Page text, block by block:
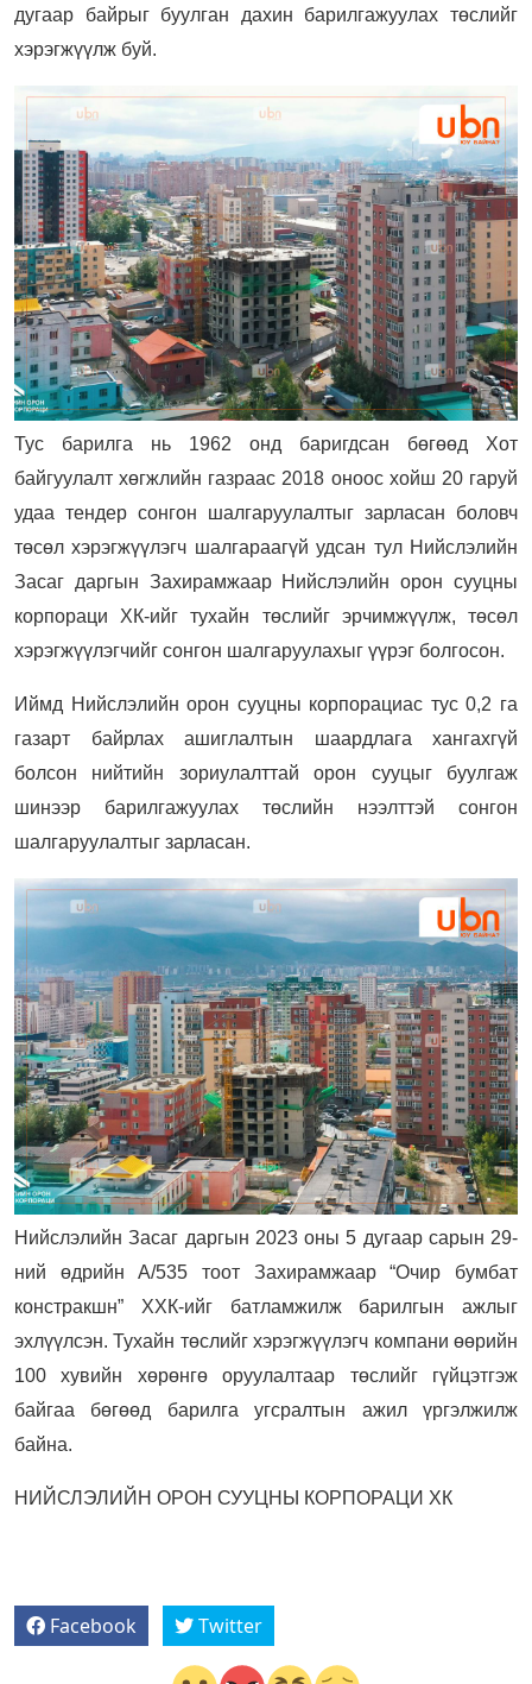
дугаар байрыг буулган дахин барилгажуулах төслийг
хэрэгжүүлж буй.
Тус барилга нь 1962 онд баригдсан бөгөөд Хот
байгуулалт хөгжлийн газраас 2018 оноос хойш 20 гаруй
удаа тендер сонгон шалгаруулалтыг зарласан боловч
төсөл хэрэгжүүлэгч шалгараагүй удсан тул Нийслэлийн
Засаг даргын Захирамжаар Нийслэлийн орон сууцны
корпораци ХК-ийг тухайн төслийг эрчимжүүлж, төсөл
хэрэгжүүлэгчийг сонгон шалгаруулахыг үүрэг болгосон.
Иймд Нийслэлийн орон сууцны корпорациас тус 0,2 га
газарт байрлах ашиглалтын шаардлага хангахгүй
болсон нийтийн зориулалттай орон сууцыг буулгаж
шинээр барилгажуулах төслийн нээлттэй сонгон
шалгаруулалтыг зарласан.
Нийслэлийн Засаг даргын 2023 оны 5 дугаар сарын 29-
ний өдрийн А/535 тоот Захирамжаар “Очир бумбат
констракшн” ХХК-ийг батламжилж барилгын ажлыг
эхлүүлсэн. Тухайн төслийг хэрэгжүүлэгч компани өөрийн
100 хувийн хөрөнгө оруулалтаар төслийг гүйцэтгэж
байгаа бөгөөд барилга угсралтын ажил үргэлжилж
байна.
НИЙСЛЭЛИЙН ОРОН СУУЦНЫ КОРПОРАЦИ ХК
Facebook Twitter